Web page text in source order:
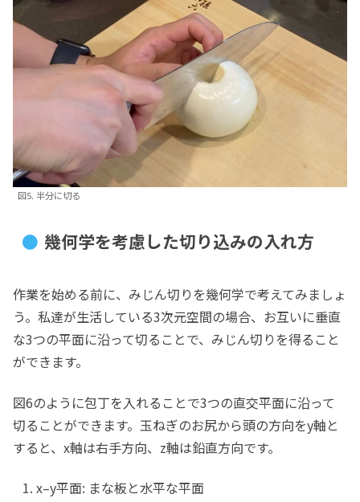
図5. 半分に切る
幾何学を考慮した切り込みの入れ方
作業を始める前に、みじん切りを幾何学で考えてみましょ
う。私達が生活している3次元空間の場合、お互いに垂直
な3つの平面に沿って切ることで、みじん切りを得ること
ができます。
図6のように包丁を入れることで3つの直交平面に沿って
切ることができます。玉ねぎのお尻から頭の方向をy軸と
すると、x軸は右手方向、z軸は鉛直方向です。
x–y平面: まな板と水平な平面